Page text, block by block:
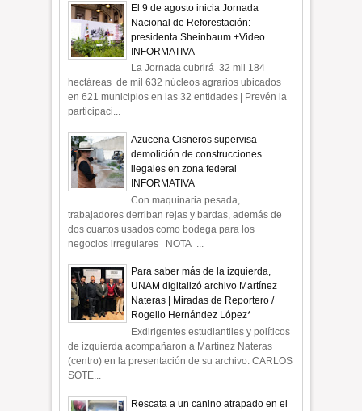
El 9 de agosto inicia Jornada
Nacional de Reforestación:
presidenta Sheinbaum +Video
INFORMATIVA
La Jornada cubrirá 32 mil 184
hectáreas de mil 632 núcleos agrarios ubicados
en 621 municipios en las 32 entidades | Prevén la
participaci...
Azucena Cisneros supervisa
demolición de construcciones
ilegales en zona federal
INFORMATIVA
Con maquinaria pesada,
trabajadores derriban rejas y bardas, además de
dos cuartos usados como bodega para los
negocios irregulares NOTA ...
Para saber más de la izquierda,
UNAM digitalizó archivo Martínez
Nateras | Miradas de Reportero /
Rogelio Hernández López*
Exdirigentes estudiantiles y políticos
de izquierda acompañaron a Martínez Nateras
(centro) en la presentación de su archivo. CARLOS
SOTE...
Rescata a un canino atrapado en el